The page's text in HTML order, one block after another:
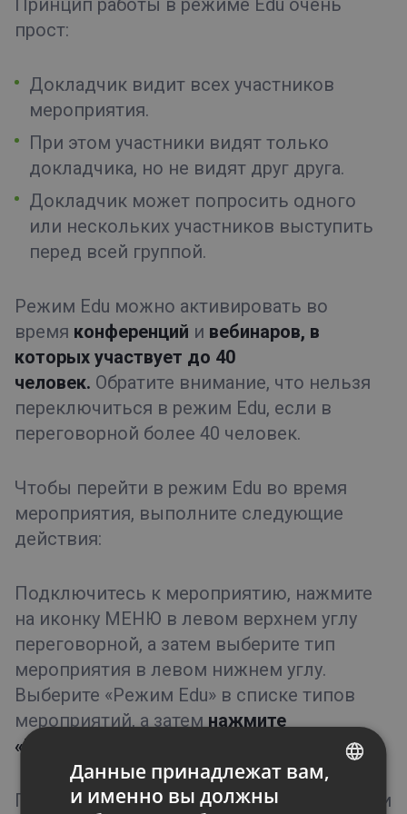
Принцип работы в режиме Edu очень
прост:
Докладчик видит всех участников
мероприятия.
При этом участники видят только
докладчика, но не видят друг друга.
Докладчик может попросить одного
или нескольких участников выступить
перед всей группой.
Режим Edu можно активировать во
время конференций и вебинаров, в
которых участвует до 40
человек. Обратите внимание, что нельзя
переключиться в режим Edu, если в
переговорной более 40 человек.
Чтобы перейти в режим Edu во время
мероприятия, выполните следующие
действия:
Подключитесь к мероприятию, нажмите
на иконку МЕНЮ в левом верхнем углу
переговорной, а затем выберите тип
мероприятия в левом нижнем углу.
Выберите «Режим Edu» в списке типов
мероприятий, а затем нажмите
«Применить»
После включения режима Edu докладчики
Данные принадлежат вам,
и именно вы должны